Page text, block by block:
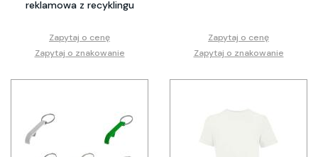
reklamowa z recyklingu
Zapytaj o cenę
Zapytaj o znakowanie
Zapytaj o cenę
Zapytaj o znakowanie